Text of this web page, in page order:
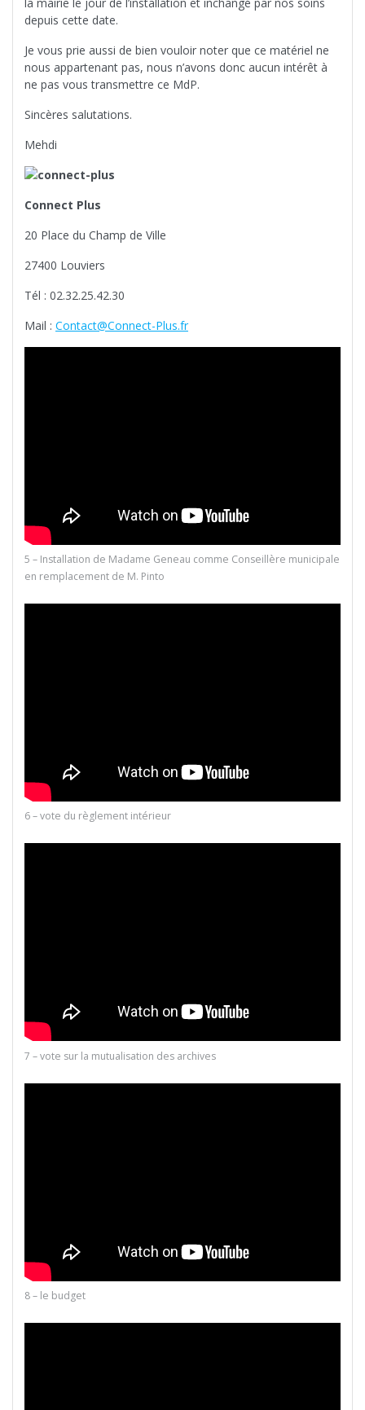
depuis cette date.
Je vous prie aussi de bien vouloir noter que ce matériel ne
nous appartenant pas, nous n’avons donc aucun intérêt à
ne pas vous transmettre ce MdP.
Sincères salutations.
Mehdi
Connect Plus
20 Place du Champ de Ville
27400 Louviers
Tél : 02.32.25.42.30
Mail : Contact@Connect-Plus.fr
5 – Installation de Madame Geneau comme Conseillère municipale
en remplacement de M. Pinto
6 – vote du règlement intérieur
7 – vote sur la mutualisation des archives
8 – le budget